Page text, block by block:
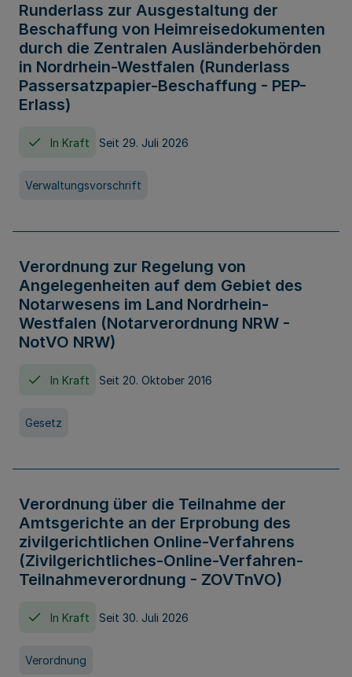
Runderlass zur Ausgestaltung der
Beschaffung von Heimreisedokumenten
durch die Zentralen Ausländerbehörden
in Nordrhein-Westfalen (Runderlass
Passersatzpapier-Beschaffung - PEP-
Erlass)
In Kraft Seit 29. Juli 2026
Verwaltungsvorschrift
Verordnung zur Regelung von
Angelegenheiten auf dem Gebiet des
Notarwesens im Land Nordrhein-
Westfalen (Notarverordnung NRW -
NotVO NRW)
In Kraft Seit 20. Oktober 2016
Gesetz
Verordnung über die Teilnahme der
Amtsgerichte an der Erprobung des
zivilgerichtlichen Online-Verfahrens
(Zivilgerichtliches-Online-Verfahren-
Teilnahmeverordnung - ZOVTnVO)
In Kraft Seit 30. Juli 2026
Verordnung